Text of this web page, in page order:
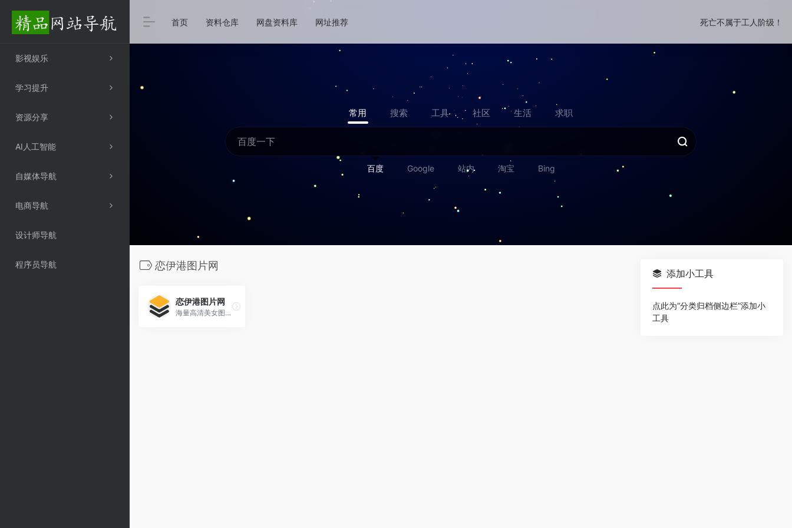
影视娱乐
学习提升
资源分享
AI人工智能
自媒体导航
电商导航
设计师导航
程序员导航
首页 资料仓库 网盘资料库 网址推荐 死亡不属于工人阶级！
常用 搜索 工具 社区 生活 求职
百度 Google 站内 淘宝 Bing
恋伊港图片网
恋伊港图片网
海量高清美女图片极速下载
添加小工具
点此为“分类归档侧边栏”添加小
工具